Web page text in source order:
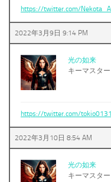
https://twitter.com/
2022年3月9日 9:14 PM
光の如来
キーマスター
https://twitter.com/
2022年3月10日 8:54 AM
光の如来
キーマスター